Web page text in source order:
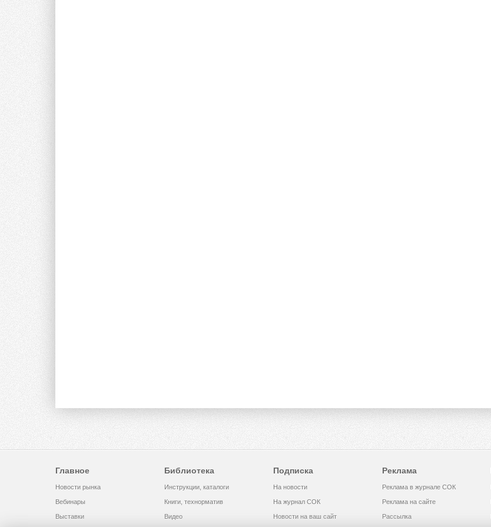
Главное
Новости рынка
Вебинары
Выставки
Библиотека
Инструкции, каталоги
Книги, технорматив
Видео
Подписка
На новости
На журнал СОК
Новости на ваш сайт
Реклама
Реклама в журнале СОК
Реклама на сайте
Рассылка